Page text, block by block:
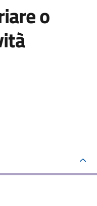
o